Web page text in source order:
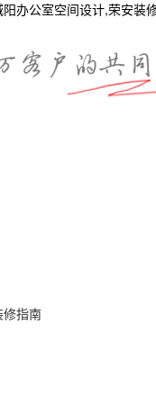
办公室空间设计,荣安装
指南